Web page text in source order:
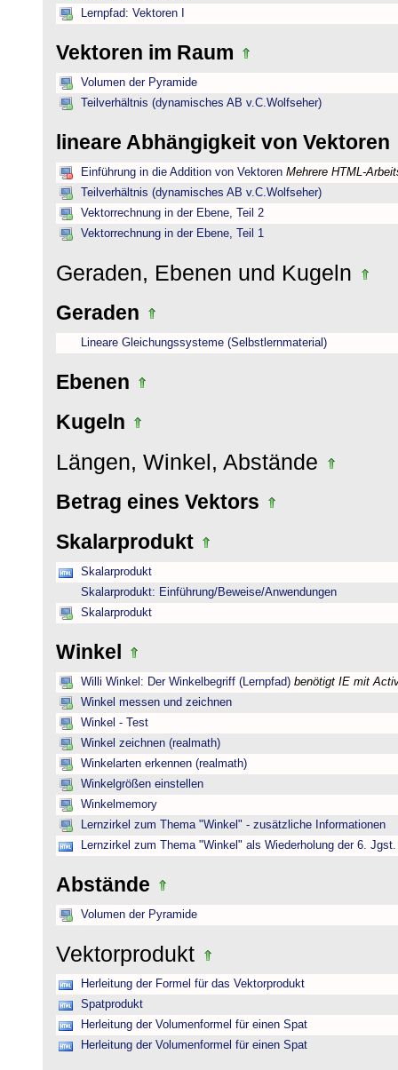
Lernpfad: Vektoren I
Vektoren im Raum
Volumen der Pyramide
Teilverhältnis (dynamisches AB v.C.Wolfseher)
lineare Abhängigkeit von Vektoren
Einführung in die Addition von Vektoren Mehrere HTML-
Teilverhältnis (dynamisches AB v.C.Wolfseher)
Vektorrechnung in der Ebene, Teil 2
Vektorrechnung in der Ebene, Teil 1
Geraden, Ebenen und Kugeln
Geraden
Lineare Gleichungssysteme (Selbstlernmaterial)
Ebenen
Kugeln
Längen, Winkel, Abstände
Betrag eines Vektors
Skalarprodukt
Skalarprodukt
Skalarprodukt: Einführung/Beweise/Anwendungen
Skalarprodukt
Winkel
Willi Winkel: Der Winkelbegriff (Lernpfad) benötigt IE mit
Winkel messen und zeichnen
Winkel - Test
Winkel zeichnen (realmath)
Winkelarten erkennen (realmath)
Winkelgrößen einstellen
Winkelmemory
Lernzirkel zum Thema "Winkel" - zusätzliche Informationen
Lernzirkel zum Thema "Winkel" als Wiederholung der 6. Jgst.
Abstände
Volumen der Pyramide
Vektorprodukt
Herleitung der Formel für das Vektorprodukt
Spatprodukt
Herleitung der Volumenformel für einen Spat
Herleitung der Volumenformel für einen Spat